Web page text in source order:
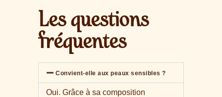
Les questions
fréquentes
Convient-elle aux peaux sensibles ?
Oui. Grâce à sa composition